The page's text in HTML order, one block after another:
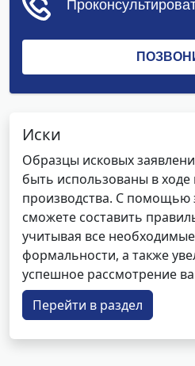
Иски
Образцы исковых
быть использованы в ходе
производства. С помощью
сможете составить
учитывая все
формальности, а также
успешное рассмотрение
Перейти в раздел